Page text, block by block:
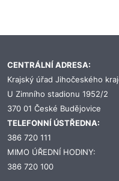
CENTRÁLNÍ ADRESA:
Krajský úřad Jihočeského
U Zimního stadionu 1952/2
370 01 České Budějovice
TELEFONNÍ ÚSTŘEDNA:
386 720 111
MIMO ÚŘEDNÍ HODINY:
386 720 100